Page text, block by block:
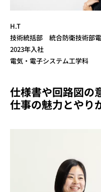
H.T
技術統括部 統合防衛技術部
2023年入社
電気・電子システム工学科
仕様書や回路図の
仕事の魅力とやり